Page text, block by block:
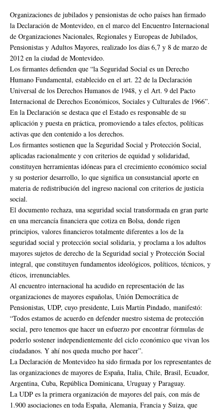
Organizaciones de jubilados y pensionistas de ocho países han firmado
la Declaración de Montevideo, en el marco del Encuentro Internacional
de Organizaciones Nacionales, Regionales y Europeas de Jubilados,
Pensionistas y Adultos Mayores, realizado los días 6,7 y 8 de marzo de
2012 en la ciudad de Montevideo.
Los firmantes defienden que “la Seguridad Social es un Derecho
Humano Fundamental, establecido en el art. 22 de la Declaración
Universal de los Derechos Humanos de 1948, y el Art. 9 del Pacto
Internacional de Derechos Económicos, Sociales y Culturales de 1966”.
En la Declaración se destaca que el Estado es responsable de su
aplicación y puesta en práctica, promoviendo a tales efectos, políticas
activas que den contenido a los derechos.
Los firmantes sostienen que la Seguridad Social y Protección Social,
aplicadas racionalmente y con criterios de equidad y solidaridad,
constituyen herramientas idóneas para el crecimiento económico social
y su posterior desarrollo, lo que significa un consustancial aporte en
materia de redistribución del ingreso nacional con criterios de justicia
social.
El documento rechaza, una seguridad social transformada en gran parte
en una mercancía financiera que cotiza en Bolsa, donde rigen
principios, valores financieros totalmente diferentes a los de la
seguridad social y protección social solidaria, y proclama a los adultos
mayores sujetos de derecho de la Seguridad social y Protección Social
integral, que constituyen fundamentos ideológicos, políticos, técnicos, y
éticos, irrenunciables.
Al encuentro internacional ha acudido en representación de las
organizaciones de mayores españolas, Unión Democrática de
Pensionistas, UDP, cuyo presidente, Luis Martín Pindado, manifestó:
“Todos estamos de acuerdo en defender nuestro sistema de protección
social, pero tenemos que hacer un esfuerzo por encontrar fórmulas de
poderlo sostener independientemente del ciclo económico que vivan los
ciudadanos. Y ahí nos queda mucho por hacer”.
La Declaración de Montevideo ha sido firmada por los representantes de
las organizaciones de mayores de España, Italia, Chile, Brasil, Ecuador,
Argentina, Cuba, República Dominicana, Uruguay y Paraguay.
La UDP es la primera organización de mayores del país, con más de
1.900 asociaciones en toda España, Alemania, Francia y Suiza, que